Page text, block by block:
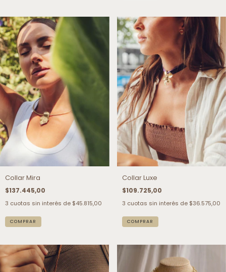
Collar Mira
$137.445,00
3 cuotas sin interés de $45.815,00
COMPRAR
Collar Luxe
$109.725,00
3 cuotas sin interés de $36.575,00
COMPRAR